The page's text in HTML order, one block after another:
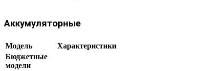
Аккумуляторные
Модель
Характеристики
Бюджетные
модели